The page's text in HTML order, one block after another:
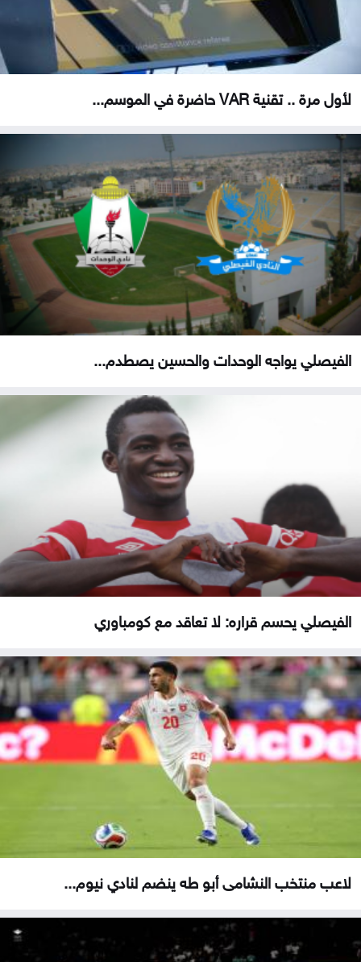
لأول مرة .. تقنية VAR حاضرة في الموسم...
الفيصلي يواجه الوحدات والحسين يصطدم...
الفيصلي يحسم قراره: لا تعاقد مع كومباوري
لاعب منتخب النشامى أبو طه ينضم لنادي نيوم...